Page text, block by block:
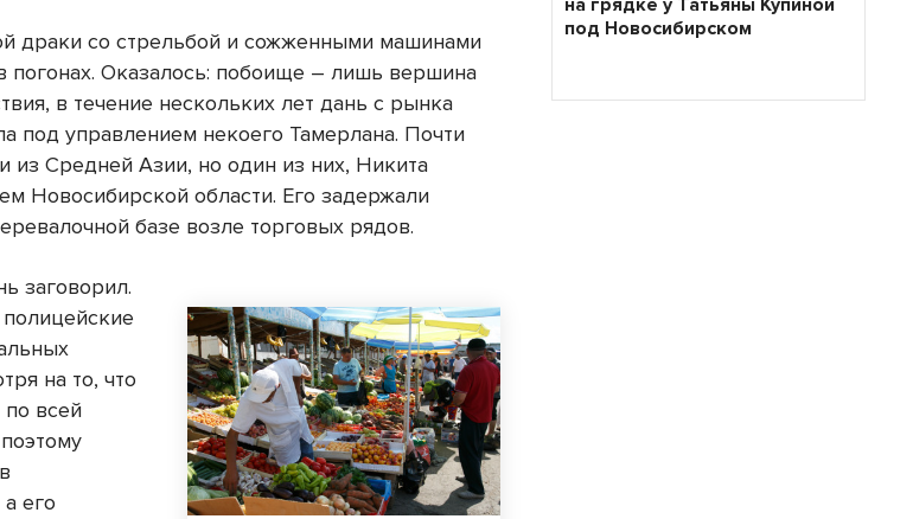
драки со стрельбой и сожженными машинами
погонах. Оказалось: побоище – лишь вершина
в течение нескольких лет дань с рынка
под управлением некоего Тамерлана. Почти
из Средней Азии, но один из них, Никита
Новосибирской области. Его задержали
базе возле торговых рядов.
заговорил.
на то, что
по всей
его
на грядке у Татьяны Купиной
под Новосибирском